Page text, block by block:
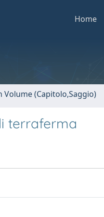
Home
Volume (Capitolo,Saggio)
terraferma